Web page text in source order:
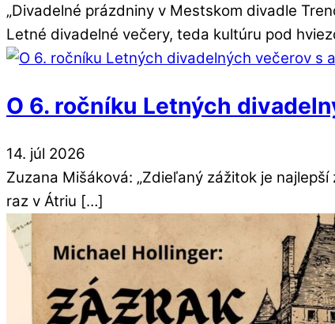
„Divadelné prázdniny v Mestskom divadle
Letné divadelné večery, teda kultúru pod
O 6. ročníku Letných
14. júl 2026
Zuzana Mišáková: „Zdieľaný zážitok je
raz v Átriu […]